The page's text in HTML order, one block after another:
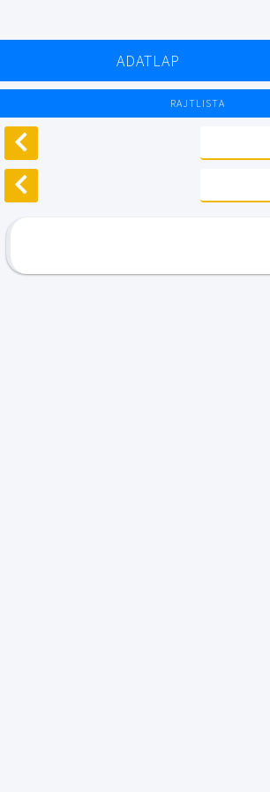
ADATLAP
RAJTLISTA